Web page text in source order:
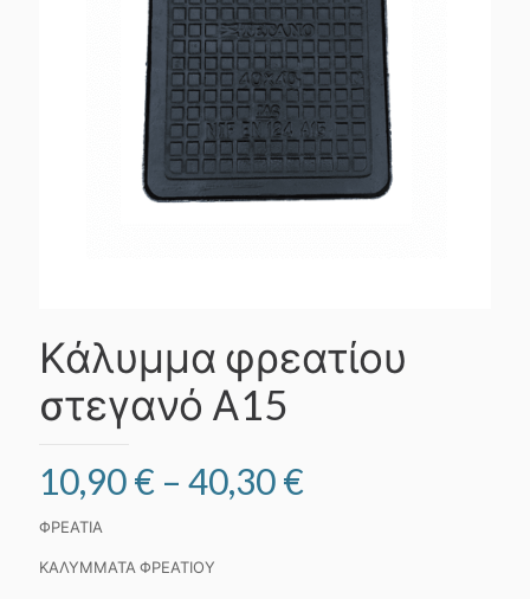
Κάλυμμα φρεατίου
στεγανό Α15
10,90€ – 40,30€
ΦΡΕΑΤΙΑ
ΚΑΛΥΜΜΑΤΑ ΦΡΕΑΤΙΟΥ